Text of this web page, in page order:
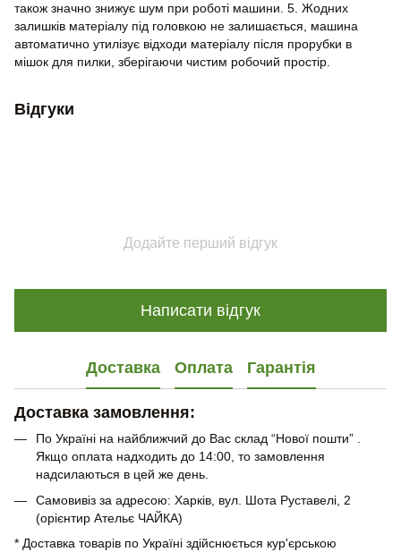
також значно знижує шум при роботі машини. 5. Жодних
залишків матеріалу під головкою не залишається, машина
автоматично утилізує відходи матеріалу після прорубки в
мішок для пилки, зберігаючи чистим робочий простір.
Відгуки
Додайте перший відгук
Написати відгук
Доставка Оплата Гарантія
Доставка замовлення:
По Україні на найближчий до Вас склад “Нової пошти” .
Якщо оплата надходить до 14:00, то замовлення
надсилаються в цей же день.
Самовивіз за адресою: Харків, вул. Шота Руставелі, 2
(орієнтир Ательє ЧАЙКА)
* Доставка товарів по Україні здійснюється кур'єрською